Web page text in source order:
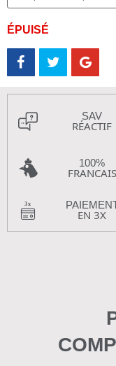
ÉPUISÉ
SAV
RÉACTIF
100%
FRANCAIS
EN 3X